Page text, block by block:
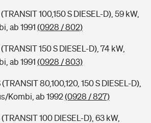
100,150 S DIESEL-D), 59 kW,
ab 1991 (0928 / 802)
150 S DIESEL-D), 74 kW,
ab 1991 (0928 / 803)
80,100,120, 150 S DIESEL-D),
Kombi, ab 1992(0928 / 827)
100 DIESEL-D), 63 kW,